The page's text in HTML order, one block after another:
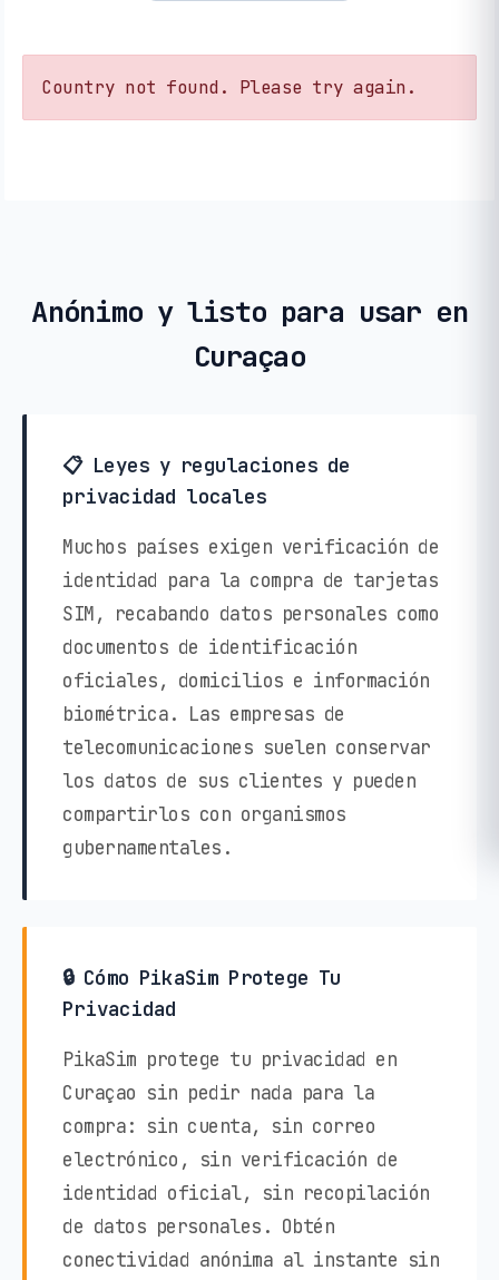
Country not found. Please try again.
Anónimo y listo para usar en
Curaçao
📋 Leyes y regulaciones de
privacidad locales
Muchos países exigen verificación de
identidad para la compra de tarjetas
SIM, recabando datos personales como
documentos de identificación
oficiales, domicilios e información
biométrica. Las empresas de
telecomunicaciones suelen conservar
los datos de sus clientes y pueden
compartirlos con organismos
gubernamentales.
🔒 Cómo PikaSim Protege Tu
Privacidad
PikaSim protege tu privacidad en
Curaçao sin pedir nada para la
compra: sin cuenta, sin correo
electrónico, sin verificación de
identidad oficial, sin recopilación
de datos personales. Obtén
conectividad anónima al instante sin